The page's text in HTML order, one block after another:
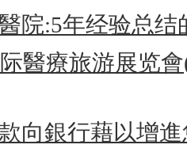
院:5年经验总结
醫療旅游展览
向銀行藉以增